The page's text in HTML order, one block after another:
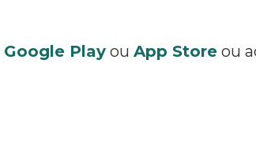
Google Play ou App Store ou